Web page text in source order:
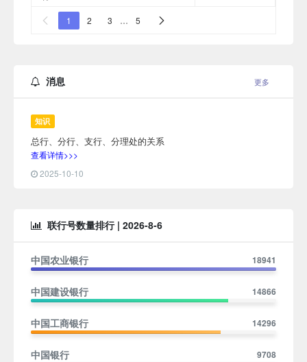
 1 2 3 … 5 
消息 更多
知识
总行、分行、支行、分理处的关系
查看详情>>>
2025-10-10
联行号数量排行 | 2026-8-6
18941
中国农业银行
14866
中国建设银行
14296
中国工商银行
9708
中国银行